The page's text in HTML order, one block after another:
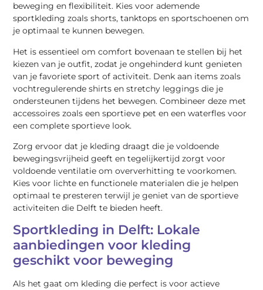
beweging en flexibiliteit. Kies voor ademende
sportkleding zoals shorts, tanktops en sportschoenen om
je optimaal te kunnen bewegen.
Het is essentieel om comfort bovenaan te stellen bij het
kiezen van je outfit, zodat je ongehinderd kunt genieten
van je favoriete sport of activiteit. Denk aan items zoals
vochtregulerende shirts en stretchy leggings die je
ondersteunen tijdens het bewegen. Combineer deze met
accessoires zoals een sportieve pet en een waterfles voor
een complete sportieve look.
Zorg ervoor dat je kleding draagt die je voldoende
bewegingsvrijheid geeft en tegelijkertijd zorgt voor
voldoende ventilatie om oververhitting te voorkomen.
Kies voor lichte en functionele materialen die je helpen
optimaal te presteren terwijl je geniet van de sportieve
activiteiten die Delft te bieden heeft.
Sportkleding in Delft: Lokale
aanbiedingen voor kleding
geschikt voor beweging
Als het gaat om kleding die perfect is voor actieve